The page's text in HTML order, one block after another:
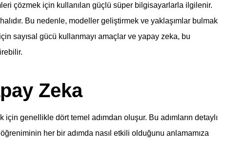
çözmek için kullanılan güçlü süper bilgisayarlarla ilgilenir.
Bu nedenle, modeller geliştirmek ve yaklaşımlar bulmak
sayısal gücü kullanmayı amaçlar ve yapay zeka, bu
Zeka
genellikle dört temel adımdan oluşur. Bu adımların detaylı
her bir adımda nasıl etkili olduğunu anlamamıza